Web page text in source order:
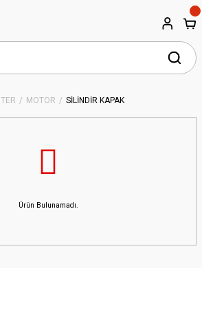
MOTOR SİLİNDİR KAPAK
Ürün Bulunamadı.